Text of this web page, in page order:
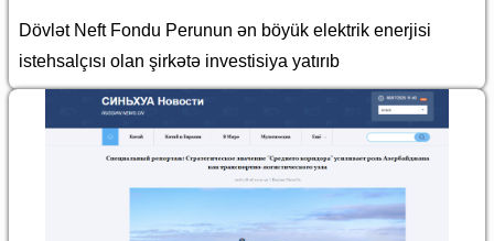
Dövlət Neft Fondu Perunun ən böyük elektrik enerjisi
istehsalçısı olan şirkətə investisiya yatırıb